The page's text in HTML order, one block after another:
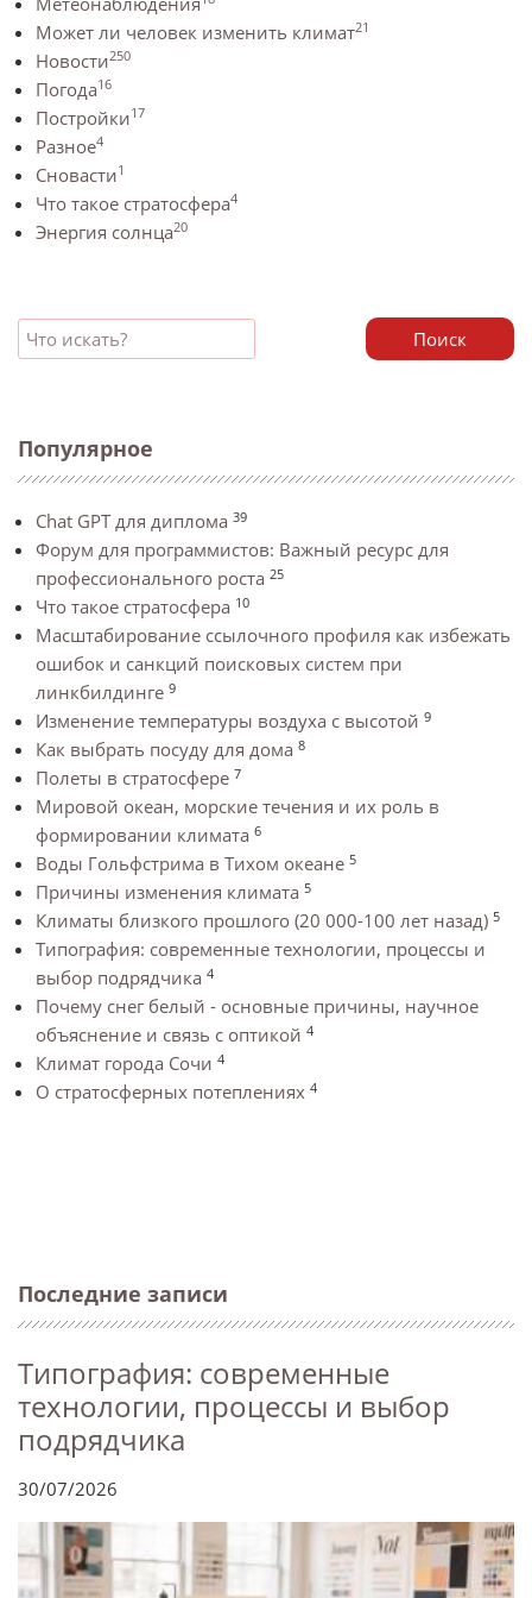
Может ли человек изменить климат21
Новости250
Погода16
Постройки17
Разное4
Сновасти1
Что такое стратосфера4
Энергия солнца20
Поиск
Популярное
Chat GPT для диплома 39
Форум для программистов: Важный ресурс для
профессионального роста 25
Что такое стратосфера 10
Масштабирование ссылочного профиля как избежать
ошибок и санкций поисковых систем при
линкбилдинге 9
Изменение температуры воздуха с высотой 9
Как выбрать посуду для дома 8
Полеты в стратосфере 7
Мировой океан, морские течения и их роль в
формировании климата 6
Воды Гольфстрима в Тихом океане 5
Причины изменения климата 5
Климаты близкого прошлого (20 000-100 лет назад) 5
Типография: современные технологии, процессы и
выбор подрядчика 4
Почему снег белый - основные причины, научное
объяснение и связь с оптикой 4
Климат города Сочи 4
О стратосферных потеплениях 4
Последние записи
Типография: современные
технологии, процессы и выбор
подрядчика
30/07/2026